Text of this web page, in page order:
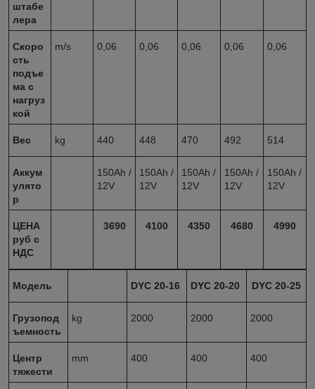
штабе
лера
Скоро
сть
подъе
ма с
нагруз
кой
m/s 0,06 0,06 0,06 0,06 0,06
Вес kg 440 448 470 492 514
Аккум
улято
р
150Ah /
12V
150Ah /
12V
150Ah /
12V
150Ah /
12V
150Ah /
12V
ЦЕНА
руб с
НДС
3690 4100 4350 4680 4990
Модель DYC 20-16 DYC 20-20 DYC 20-25
Грузопод
ъемность
kg 2000 2000 2000
Центр
тяжести
mm 400 400 400